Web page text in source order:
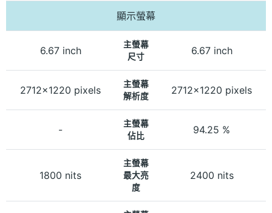
顯示螢幕
6.67 inch
主螢幕
尺寸
6.67 inch
2712x1220 pixels
主螢幕
解析度
2712x1220 pixels
-
主螢幕
佔比
94.25 %
1800 nits
主螢幕
最大亮
度
2400 nits